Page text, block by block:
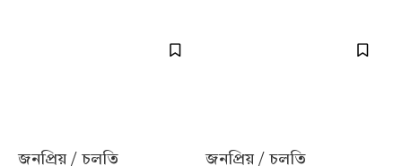
জনপ্রিয় / চলতি জনপ্রিয় / চলতি